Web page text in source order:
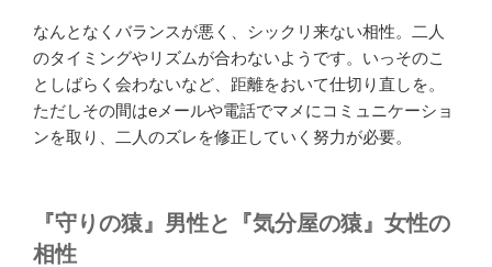
なんとなくバランスが悪く、シックリ来ない相性。二人
のタイミングやリズムが合わないようです。いっそのこ
としばらく会わないなど、距離をおいて仕切り直しを。
ただしその間はeメールや電話でマメにコミュニケーショ
ンを取り、二人のズレを修正していく努力が必要。
『守りの猿』男性と『気分屋の猿』女性の
相性